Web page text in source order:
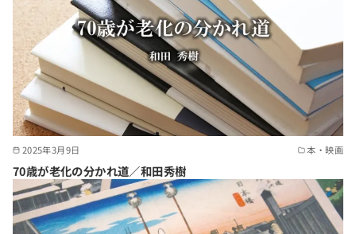
2025年3月9日 本・映画
70歳が老化の分かれ道／和田秀樹